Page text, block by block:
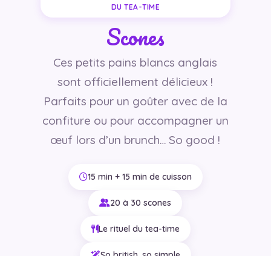
DU TEA-TIME
Scones
Ces petits pains blancs anglais
sont officiellement délicieux !
Parfaits pour un goûter avec de la
confiture ou pour accompagner un
œuf lors d’un brunch… So good !
15 min + 15 min de cuisson
20 à 30 scones
Le rituel du tea-time